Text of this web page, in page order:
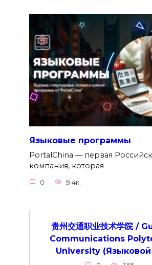
Языковые программы
PortalChina — первая
компания, которая
0 9.4к.
贵州交通职业技术学院 /
Communications
University